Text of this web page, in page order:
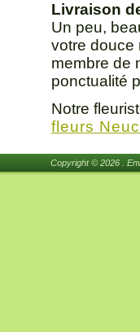
Livraison
Un peu,
votre douce
membre de
ponctualité
Notre
fleurs
Copyright © 2026 .